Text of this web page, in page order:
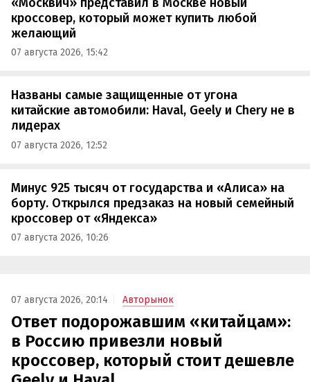
кроссовер, который может купить любой
желающий
07 августа 2026, 15:42
Названы самые защищенные от угона
китайские автомобили: Haval, Geely и Chery не в
лидерах
07 августа 2026, 12:52
Минус 925 тысяч от государства и «Алиса» на
борту. Открылся предзаказ на новый семейный
кроссовер от «Яндекса»
07 августа 2026, 10:26
07 августа 2026, 20:14 Авторынок
Ответ подорожавшим «китайцам»:
в Россию привезли новый
кроссовер, который стоит дешевле